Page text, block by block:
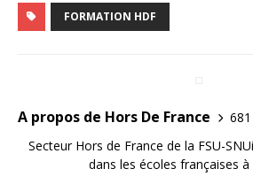
FORMATION HDF
A propos de Hors De France
Secteur Hors de France de la FSU-
dans les écoles françaises